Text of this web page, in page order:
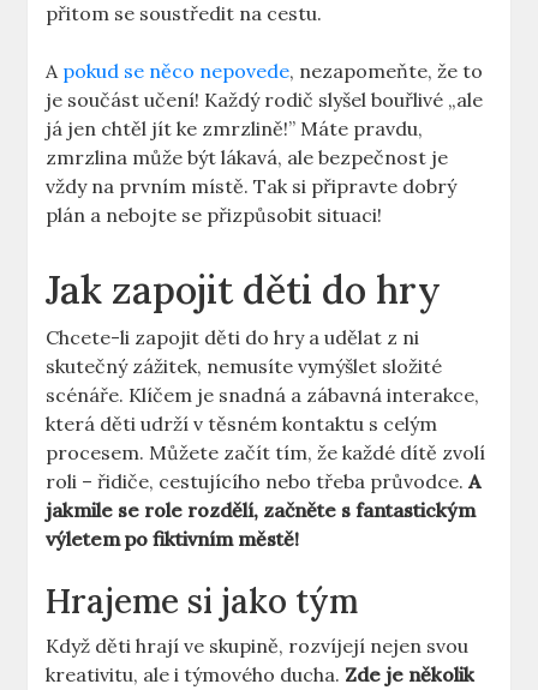
přitom se soustředit na​ cestu.
A pokud se něco nepovede, nezapomeňte, ⁣že⁤ to
je součást ⁣učení! Každý⁤ rodič slyšel ​bouřlivé „ale
já jen ⁢chtěl jít ke⁣ zmrzlině!” Máte ⁢pravdu,⁤
zmrzlina může být lákavá, ale bezpečnost je
vždy na ‌prvním místě.‍ Tak si připravte dobrý
plán⁤ a nebojte se přizpůsobit situaci!
Jak zapojit‍ děti do hry
Chcete-li zapojit‍ děti do hry a udělat z ni‌
skutečný zážitek, nemusíte ⁢vymýšlet složité⁣
scénáře.⁣ Klíčem je snadná a zábavná‍ interakce,
která děti udrží⁣ v těsném kontaktu s ⁣celým⁢
procesem. ‍Můžete začít tím, že každé ⁣dítě zvolí
roli –‌ řidiče, cestujícího ⁢nebo třeba ⁢průvodce.A
jakmile ⁢se role rozdělí, začněte s fantastickým
výletem po fiktivním‌ městě!
Hrajeme si​ jako tým
Když děti hrají ve skupině, rozvíjejí nejen svou
kreativitu, ale⁤ i týmového ducha. Zde je několik